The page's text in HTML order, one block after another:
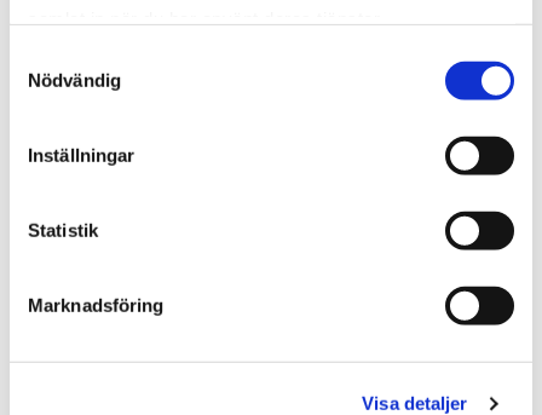
Nödvändig
Inställningar
Statistik
Marknadsföring
Visa detaljer
Referensjobb: Malörtsvägen
fasadrenovering)